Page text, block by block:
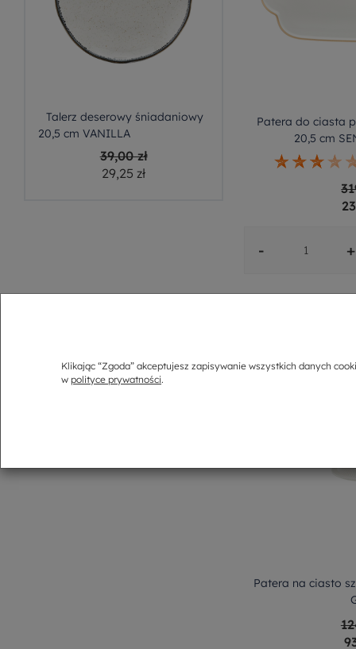
Patera do ciasta
20,5 cm
- +
Patera na ciasto
Talerz deserowy śniadaniowy
20,5 cm VANILLA
39,00 zł
29,25 zł
Klikając “Zgoda” akceptujesz zapisywanie wszystkich danych
w polityce prywatności.